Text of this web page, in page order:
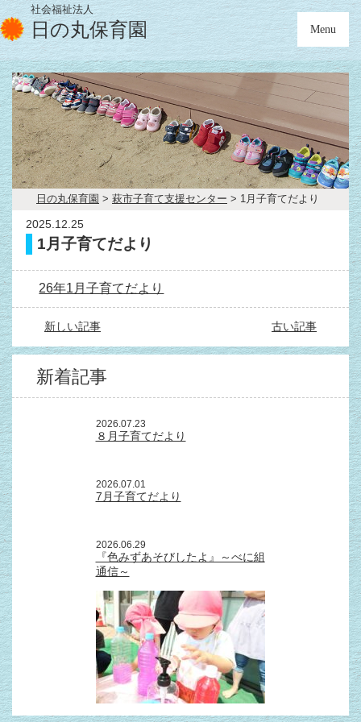
社会福祉法人
日の丸保育園 Menu
日の丸保育園 > 萩市子育て支援センター > 1月子育てだより
2025.12.25
1月子育てだより
26年1月子育てだより
新しい記事 古い記事
新着記事
2026.07.23
８月子育てだより
2026.07.01
7月子育てだより
2026.06.29
『色みずあそびしたよ』～べに組
通信～